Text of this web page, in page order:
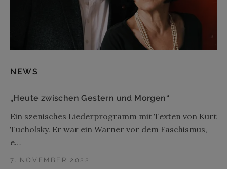
NEWS
„Heute zwischen Gestern und Morgen“
7. NOVEMBER 2022
Ein szenisches Liederprogramm mit Texten von Kurt
Tucholsky. Er war ein Warner vor dem Faschismus,
e…